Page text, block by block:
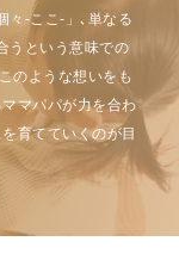
々-ここ-」､単なる
うという意味での
のような想いをも
マパパが力を合わ
育てていくのが目